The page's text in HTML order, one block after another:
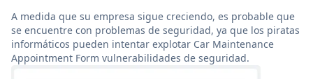
A medida que su empresa sigue creciendo, es probable que
se encuentre con problemas de seguridad, ya que los piratas
informáticos pueden intentar explotar Car Maintenance
Appointment Form vulnerabilidades de seguridad.